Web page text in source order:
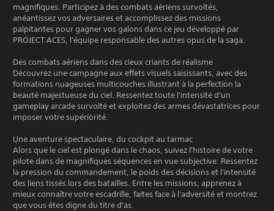
magnifiques. Participez à des combats aériens survoltés,
anéantissez vos adversaires et accomplissez des missions
palpitantes pour gagner vos galons dans ce jeu développé par
PROJECT ACES, l'équipe responsable des autres opus de la saga.
Des combats aériens dans des cieux criants de réalisme
Découvrez une campagne aux effets visuels saisissants, avec des
formations nuageuses multicouches illustrant à la perfection la
beauté majestueuse du ciel. Ressentez toute l'intensité d'un
gameplay arcade survolté et exploitez des armes dévastatrices pour
imposer votre supériorité.
Une aventure spectaculaire, du cockpit au tarmac
Alors que le ciel est plongé dans le chaos, suivez l'histoire de votre
pilote dans de magnifiques séquences en vue subjective. Ressentez
la pression du commandement, le poids des décisions et l'intensité
des liens tissés lors des batailles. Entre les missions, apprenez à
mieux connaître votre escadrille, faites face à l'adversité et montrez
que vous êtes digne du titre d'as.